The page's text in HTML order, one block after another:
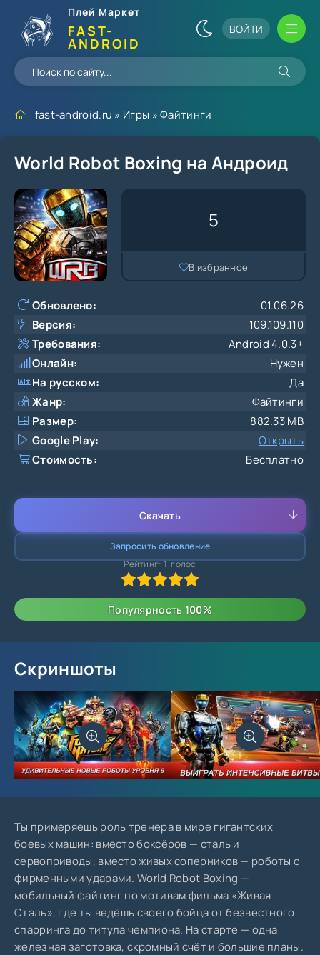
Плей Маркет
FAST-
ANDROID
ВОЙТИ
fast-android.ru » Игры »Файтинги
World Robot Boxing на Андроид
Обновлено:
01.06.26
Версия:
109.109.110
Требования:
Android 4.0.3+
Онлайн:
Нужен
На русском:
Да
Жанр:
Файтинги
Размер:
882.33 MB
Google Play:
Открыть
Стоимость:
Бесплатно
5
В избранное
Скачать
Запросить обновление
3 4 5
Рейтинг:1 голос
Популярность 100%
Скриншоты
Ты примеряешь роль тренера в мире гигантских
боевых машин: вместо боксёров — сталь и
сервоприводы, вместо живых соперников — роботы с
фирменными ударами. World Robot Boxing —
мобильный файтинг по мотивам фильма «Живая
Сталь», где ты ведёшь своего бойца от безвестного
спарринга до титула чемпиона. На старте — одна
железная заготовка, скромный счёт и большие планы.